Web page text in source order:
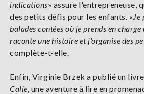
indications» assure l'entrepreneuse,
des petits défis pour les enfants. «Je
balades contées où je prends en
raconte une histoire et j'organise des
complète-t-elle.
Enfin, Virginie Brzek a publié un
Calie, une aventure à lire en